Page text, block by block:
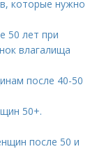
которые нужно
50 лет при
влагалища
после 40-50
50+.
после 50 и